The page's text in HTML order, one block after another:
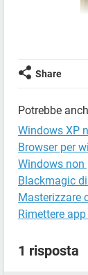
Come posso
Share
Potrebbe
Windows XP
Browser per
Windows non
Blackmagic
Masterizzare
Rimettere
1 risposta